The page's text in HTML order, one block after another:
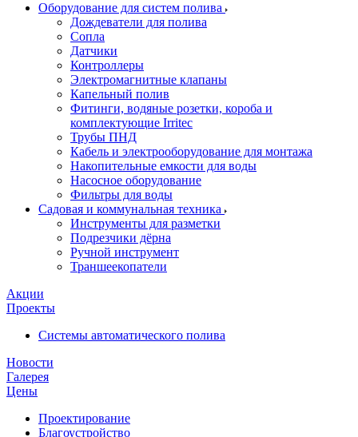
Оборудование для систем полива
Дождеватели для полива
Сопла
Датчики
Контроллеры
Электромагнитные клапаны
Капельный полив
Фитинги, водяные розетки, короба и
комплектующие Irritec
Трубы ПНД
Кабель и электрооборудование для монтажа
Накопительные емкости для воды
Насосное оборудование
Фильтры для воды
Садовая и коммунальная техника
Инструменты для разметки
Подрезчики дёрна
Ручной инструмент
Траншеекопатели
Акции
Проекты
Системы автоматического полива
Новости
Галерея
Цены
Проектирование
Благоустройство